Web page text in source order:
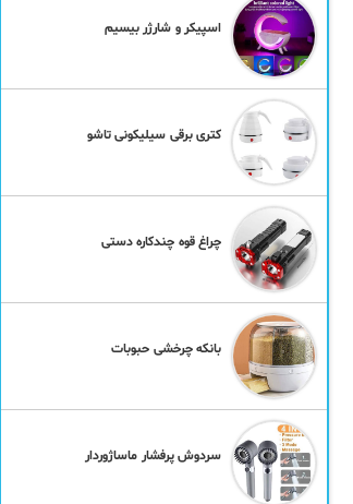
اسپیکر و شارژر بیسیم
کتری برقی سیلیکونی تاشو
چراغ قوه چندکاره دستی
بانکه چرخشی حبوبات
سردوش پرفشار ماساژوردار